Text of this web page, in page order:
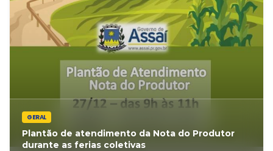
GERAL
Plantão de atendimento da Nota do Produtor
durante as ferias coletivas